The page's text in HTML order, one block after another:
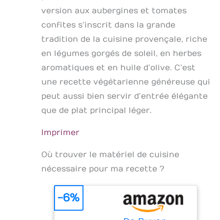
version aux aubergines et tomates
confites s’inscrit dans la grande
tradition de la cuisine provençale, riche
en légumes gorgés de soleil, en herbes
aromatiques et en huile d’olive. C’est
une recette végétarienne généreuse qui
peut aussi bien servir d’entrée élégante
que de plat principal léger.
Imprimer
Où trouver le matériel de cuisine
nécessaire pour ma recette ?
-6%